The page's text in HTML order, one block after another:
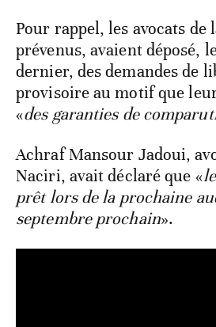
Pour rappel, les avocats de
prévenus, avaient déposé,
dernier, des demandes de
provisoire au motif que
«des garanties de
Achraf Mansour Jadoui,
Naciri, avait déclaré que «
prêt lors de la prochaine
septembre prochain».